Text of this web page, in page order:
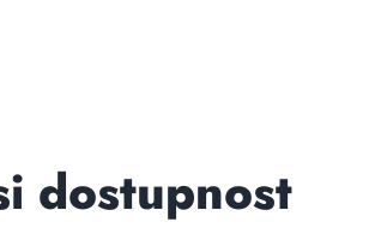
dostupnost